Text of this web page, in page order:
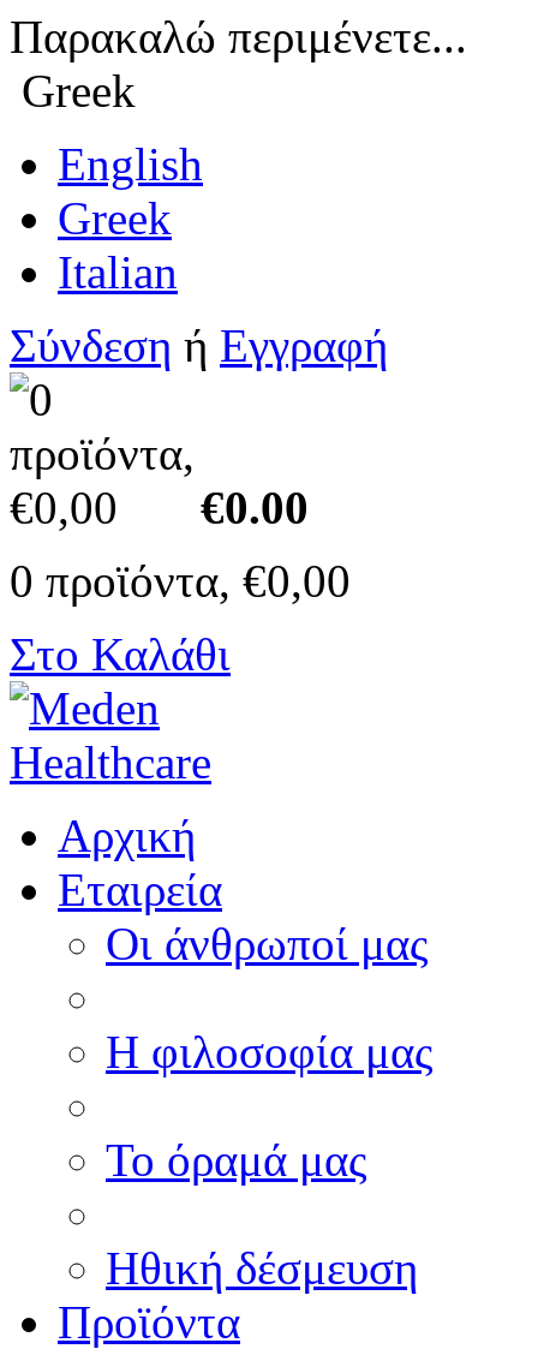
Παρακαλώ περιμένετε...
Greek
English
Greek
Italian
Σύνδεση ή Εγγραφή
€0.00
0 προϊόντα, €0,00
Στο Καλάθι
Αρχική
Εταιρεία
Οι άνθρωποί μας
Η φιλοσοφία μας
Το όραμά μας
Ηθική δέσμευση
Προϊόντα